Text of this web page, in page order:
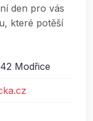
den pro vás
které potěší
Modřice